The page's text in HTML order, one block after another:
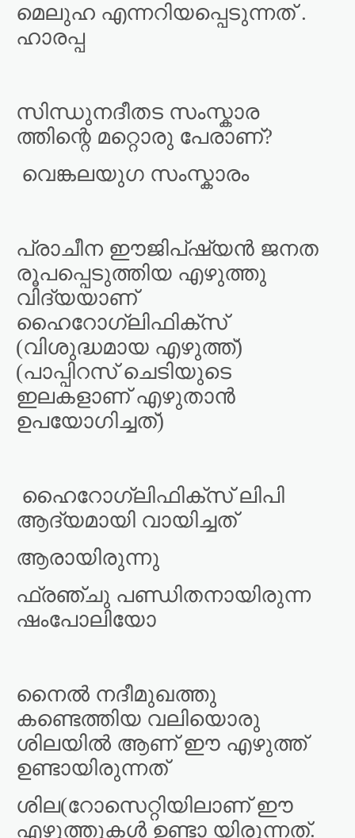
മെലുഹ എന്നറിയപ്പെടുന്നത് .
ഹാരപ്പ
സിന്ധുനദീതട സംസ്കാര
ത്തിന്റെ മറ്റൊരു പേരാണ്?
വെങ്കലയുഗ സംസ്കാരം
പ്രാചീന ഈജിപ്ഷ്യൻ ജനത
രൂപപ്പെടുത്തിയ എഴുത്തു
വിദ്യയാണ്
ഹൈറോഗ്ലിഫിക്സ്
(വിശുദ്ധമായ എഴുത്ത്)
(പാപ്പിറസ് ചെടിയുടെ
ഇലകളാണ് എഴുതാൻ
ഉപയോഗിച്ചത്)
ഹൈറോഗ്ലിഫിക്സ് ലിപി
ആദ്യമായി വായിച്ചത്
ആരായിരുന്നു
ഫ്രഞ്ചു പണ്ഡിതനായിരുന്ന
ഷംപോലിയോ
നൈൽ നദീമുഖത്തു
കണ്ടെത്തിയ വലിയൊരു
ശിലയിൽ ആണ് ഈ എഴുത്ത്
ഉണ്ടായിരുന്നത്
ശില(റോസെറ്റിയിലാണ് ഈ
എഴുത്തുകൾ ഉണ്ടാ യിരുന്നത്.